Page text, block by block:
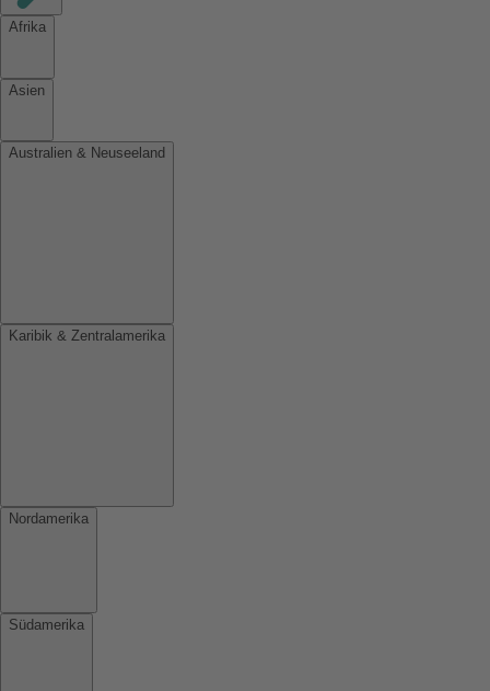
Afrika
Asien
Australien & Neuseeland
Karibik & Zentralamerika
Nordamerika
Südamerika